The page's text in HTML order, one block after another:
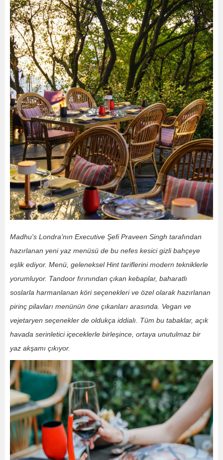
Madhu's Londra'nın Executive Şefi Praveen Singh tarafından
hazırlanan yeni yaz menüsü de bu nefes kesici gizli bahçeye
eşlik ediyor. Menü, geleneksel Hint tariflerini modern tekniklerle
yorumluyor. Tandoor fırınından çıkan kebaplar, baharatlı
soslarla harmanlanan köri seçenekleri ve özel olarak hazırlanan
pirinç pilavları menünün öne çıkanları arasında. Vegan ve
vejetaryen seçenekler de oldukça iddialı. Tüm bu tabaklar, açık
havada serinletici içeceklerle birleşince, ortaya unutulmaz bir
yaz akşamı çıkıyor.